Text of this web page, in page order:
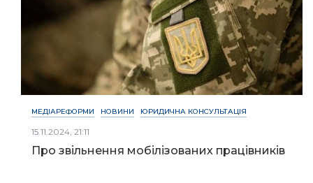
МЕДІАРЕФОРМИ НОВИНИ ЮРИДИЧНА КОНСУЛЬТАЦІЯ
15.11.2024, 21:11
Про звільнення мобілізованих працівників